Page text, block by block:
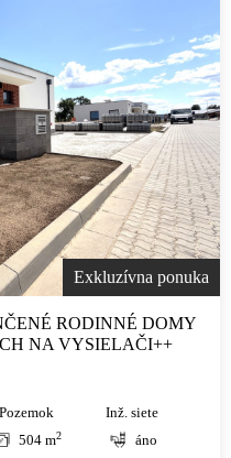
Exkluzívna ponuka
RODINNÉ DOMY
NA VYSIELAČI++
Pozemok
504 m2
Inž. siete
áno